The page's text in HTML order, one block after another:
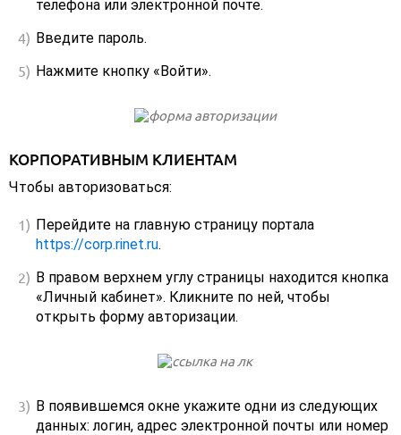
телефона или электронной почте.
Введите пароль.
Нажмите кнопку «Войти».
КОРПОРАТИВНЫМ КЛИЕНТАМ
Чтобы авторизоваться:
Перейдите на главную страницу портала
https://corp.rinet.ru.
В правом верхнем углу страницы находится кнопка
«Личный кабинет». Кликните по ней, чтобы
открыть форму авторизации.
В появившемся окне укажите одни из следующих
данных: логин, адрес электронной почты или номер